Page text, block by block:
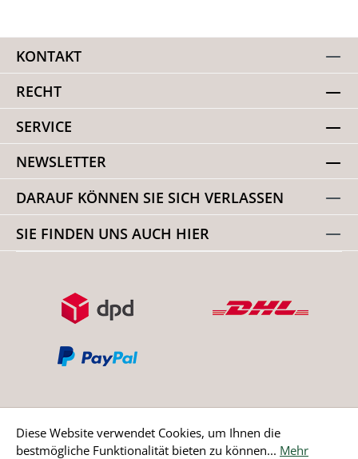
KONTAKT
RECHT
SERVICE
NEWSLETTER
DARAUF KÖNNEN SIE SICH VERLASSEN
SIE FINDEN UNS AUCH HIER
Bestellung widerrufen
Diese Website verwendet Cookies, um Ihnen die
bestmögliche Funktionalität bieten zu können... Mehr